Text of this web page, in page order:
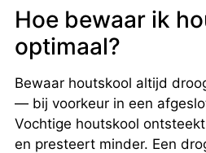
Hoe bewaar ik
optimaal?
Bewaar houtskool altijd
— bij voorkeur in een
Vochtige houtskool
en presteert minder. Een